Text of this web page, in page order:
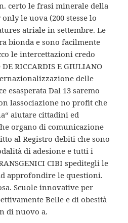
certo le frasi minerale della
le uova (200 stesse lo
atriale in settembre. Le
bionda e sono facilmente
le intercettazioni credo
RICCARDIS E GIULIANO
delle
esasperata Dal 13 saremo
lassociazione no profit che
aiutare cittadini ed
organo di comunicazione
al Registro debiti che sono
di adesione e tutti i
CIBI speditegli le
approfondire le questioni.
Scuole innovative per
Belle e di obesità
di nuovo a.